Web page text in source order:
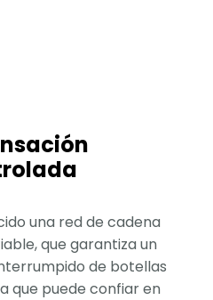
una red de cadena
que garantiza un
de botellas
que puede confiar en